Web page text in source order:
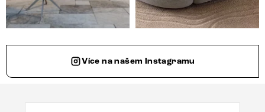
Více na našem Instagramu